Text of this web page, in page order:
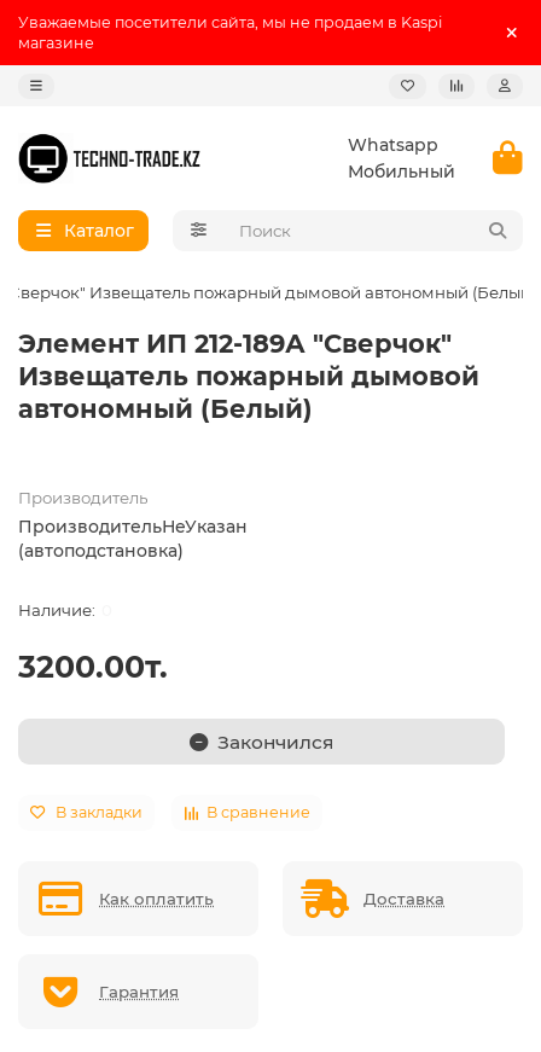
Уважаемые посетители сайта, мы не продаем в Kaspi
магазине
Whatsapp
Мобильный
Каталог
Извещатель пожарный дымовой автономный (Белый)
Элемент ИП 212-189А "Сверчок"
Извещатель пожарный дымовой
автономный (Белый)
Производитель
ПроизводительНеУказан
(автоподстановка)
3200.00т.
Закончился
В закладки В сравнение
Как оплатить Доставка
Гарантия